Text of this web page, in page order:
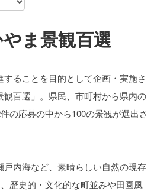
ま景観百選
ることを目的として企画・実施さ
百選」。県民、市町村から県内の
の応募の中から100の景観が選出さ
内海など、素晴らしい自然の現存
歴史的・文化的な町並みや田園風